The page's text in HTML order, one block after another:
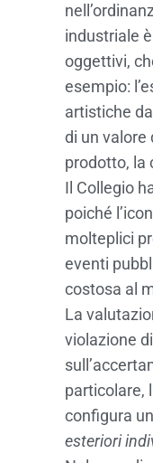
industriale
oggettivi,
esempio:
artistiche
di un valore
prodotto, la
Il Collegio
poiché
molteplici
eventi
costosa al
La
violazione
particolare,
configura
esteriori